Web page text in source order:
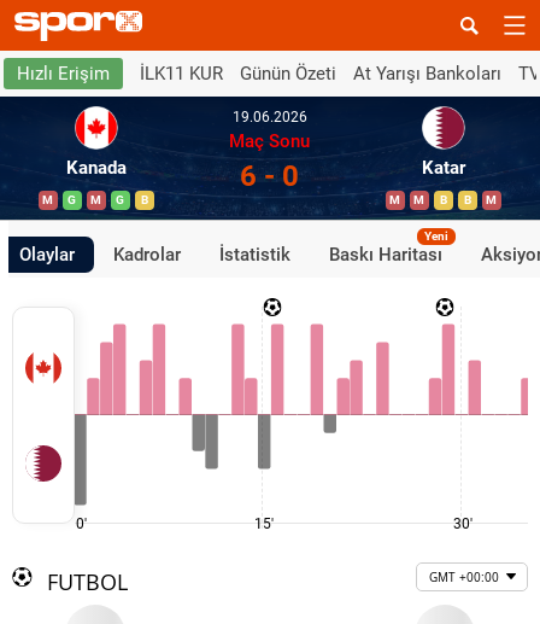
Hızlı Erişim İLK11 KUR Günün Özeti At Yarışı Bankoları
Kanada
M G M G B
19.06.2026
Maç Sonu
6 - 0 Katar
M M B B M
Olaylar Kadrolar İstatistik Baskı Haritası
Yeni
0' 15' 30'
FUTBOL GMT +00:00